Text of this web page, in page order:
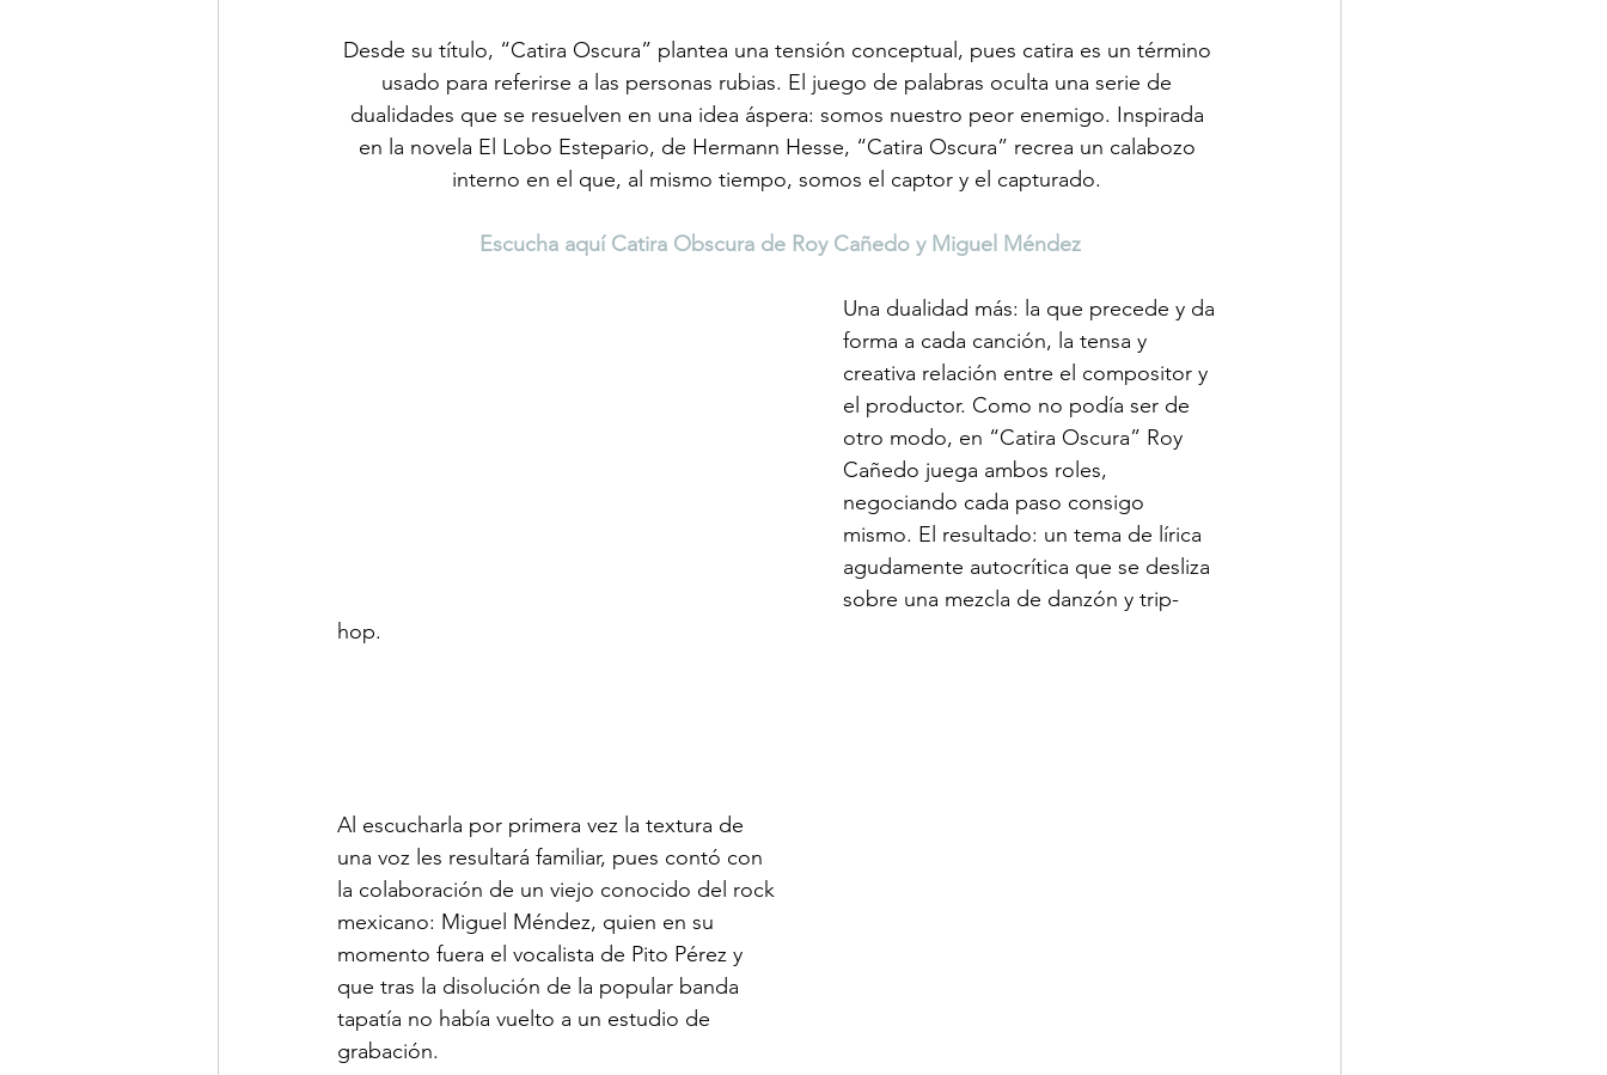
Desde su título, “Catira Oscura” plantea una tensión conceptual, pues catira es un término
usado para referirse a las personas rubias. El juego de palabras oculta una serie de
dualidades que se resuelven en una idea áspera: somos nuestro peor enemigo. Inspirada
en la novela El Lobo Estepario, de Hermann Hesse, “Catira Oscura” recrea un calabozo
interno en el que, al mismo tiempo, somos el captor y el capturado.
Escucha aquí Catira Obscura de Roy Cañedo y Miguel Méndez
Una dualidad más: la que precede y da
forma a cada canción, la tensa y
creativa relación entre el compositor y
el productor. Como no podía ser de
otro modo, en “Catira Oscura” Roy
Cañedo juega ambos roles,
negociando cada paso consigo
mismo. El resultado: un tema de lírica
agudamente autocrítica que se desliza
sobre una mezcla de danzón y trip-
hop.
Al escucharla por primera vez la textura de
una voz les resultará familiar, pues contó con
la colaboración de un viejo conocido del rock
mexicano: Miguel Méndez, quien en su
momento fuera el vocalista de Pito Pérez y
que tras la disolución de la popular banda
tapatía no había vuelto a un estudio de
grabación.